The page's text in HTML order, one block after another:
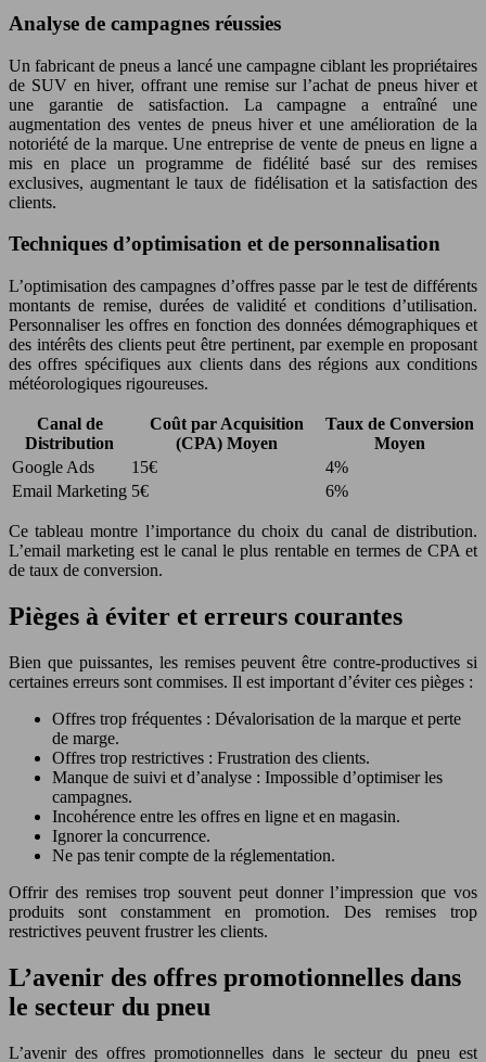
Analyse de campagnes réussies
Un fabricant de pneus a lancé une campagne ciblant les propriétaires
de SUV en hiver, offrant une remise sur l’achat de pneus hiver et
une garantie de satisfaction. La campagne a entraîné une
augmentation des ventes de pneus hiver et une amélioration de la
notoriété de la marque. Une entreprise de vente de pneus en ligne a
mis en place un programme de fidélité basé sur des remises
exclusives, augmentant le taux de fidélisation et la satisfaction des
clients.
Techniques d’optimisation et de personnalisation
L’optimisation des campagnes d’offres passe par le test de différents
montants de remise, durées de validité et conditions d’utilisation.
Personnaliser les offres en fonction des données démographiques et
des intérêts des clients peut être pertinent, par exemple en proposant
des offres spécifiques aux clients dans des régions aux conditions
météorologiques rigoureuses.
Canal de
Distribution
Coût par Acquisition
(CPA) Moyen
Taux de Conversion
Moyen
Google Ads
15€
4%
Email Marketing 5€ 6%
Ce tableau montre l’importance du choix du canal de distribution.
L’email marketing est le canal le plus rentable en termes de CPA et
de taux de conversion.
Pièges à éviter et erreurs courantes
Bien que puissantes, les remises peuvent être contre-productives si
certaines erreurs sont commises. Il est important d’éviter ces pièges :
Offres trop fréquentes : Dévalorisation de la marque et perte
de marge.
Offres trop restrictives : Frustration des clients.
Manque de suivi et d’analyse : Impossible d’optimiser les
campagnes.
Incohérence entre les offres en ligne et en magasin.
Ignorer la concurrence.
Ne pas tenir compte de la réglementation.
Offrir des remises trop souvent peut donner l’impression que vos
produits sont constamment en promotion. Des remises trop
restrictives peuvent frustrer les clients.
L’avenir des offres promotionnelles dans
le secteur du pneu
L’avenir des offres promotionnelles dans le secteur du pneu est